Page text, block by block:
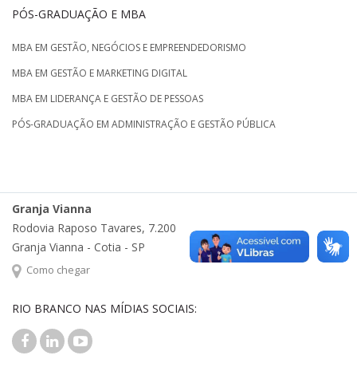
PÓS-GRADUAÇÃO E MBA
MBA EM GESTÃO, NEGÓCIOS E EMPREENDEDORISMO
MBA EM GESTÃO E MARKETING DIGITAL
MBA EM LIDERANÇA E GESTÃO DE PESSOAS
PÓS-GRADUAÇÃO EM ADMINISTRAÇÃO E GESTÃO PÚBLICA
Granja Vianna
Rodovia Raposo Tavares, 7.200
Granja Vianna - Cotia - SP
Como chegar
RIO BRANCO NAS MÍDIAS SOCIAIS: